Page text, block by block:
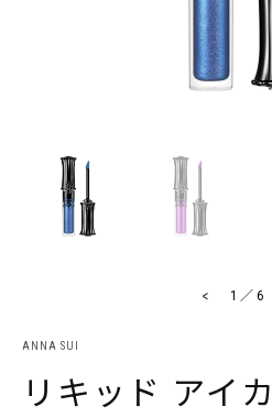
< 1 ／ 6
ANNA SUI
リキッド アイ